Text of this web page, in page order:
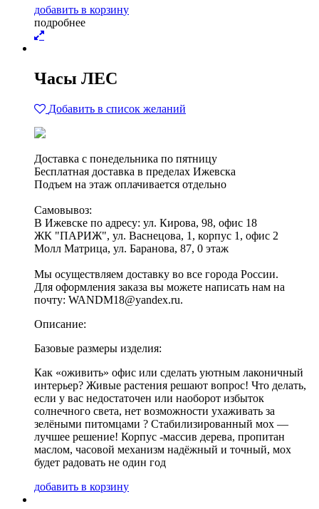
добавить в корзину
подробнее
Часы ЛЕС
Добавить в список желаний
Доставка с понедельника по пятницу
Бесплатная доставка в пределах Ижевска
Подъем на этаж оплачивается отдельно
Самовывоз:
В Ижевске по адресу: ул. Кирова, 98, офис 18
ЖК "ПАРИЖ", ул. Васнецова, 1, корпус 1, офис 2
Молл Матрица, ул. Баранова, 87, 0 этаж
Мы осуществляем доставку во все города России.
Для оформления заказа вы можете написать нам на
почту: WANDM18@yandex.ru.
Описание:
Базовые размеры изделия:
Как «оживить» офис или сделать уютным лаконичный
интерьер? Живые растения решают вопрос! Что делать,
если у вас недостаточен или наоборот избыток
солнечного света, нет возможности ухаживать за
зелёными питомцами ? Стабилизированный мох —
лучшее решение! Корпус -массив дерева, пропитан
маслом, часовой механизм надёжный и точный, мох
будет радовать не один год
добавить в корзину